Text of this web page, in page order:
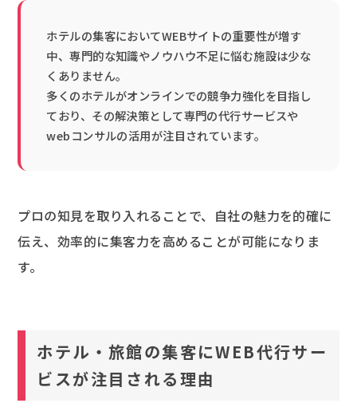
ホテルの集客においてWEBサイトの重要性が増す
中、専門的な知識やノウハウ不足に悩む施設は少な
くありません。
多くのホテルがオンラインでの競争力強化を目指し
ており、その解決策として専門の代行サービスや
webコンサルの活用が注目されています。
プロの知見を取り入れることで、自社の魅力を的確に
伝え、効率的に集客力を高めることが可能になりま
す。
ホテル・旅館の集客にWEB代行サー
ビスが注目される理由